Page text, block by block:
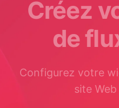
Créez
de
Configurez votre
site